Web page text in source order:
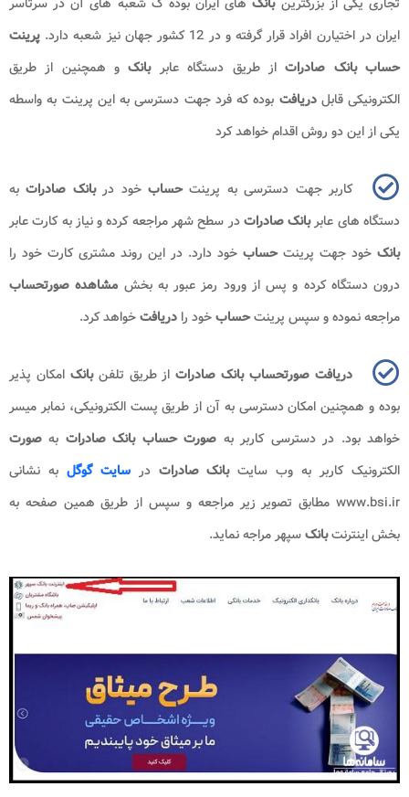
ایران در اختیارن افراد قرار گرفته و در 12 کشور جهان نیز شعبه دارد.
پرینت
حساب بانک صادراتاز طریق دستگاه عابربانک و همچنین از طریق
الکترونیکی قابلدریافت بوده که فرد جهت دسترسی به این پرینت به واسطه
یکی از این دو روش اقدام خواهد کرد
کاربر جهت دسترسی به پرینتحسابخود دربانک صادرات به
دستگاه های عابربانکصادراتدر سطح شهر مراجعه کرده و نیاز به کارت عابر
بانک خود جهت پرینتحساب خود دارد. در این روند مشتری کارت خود را
درون دستگاه کرده و پس از ورود رمز عبور به بخش مشاهده صورتحساب
مراجعه نموده و سپس پرینتحسابخود را دریافتخواهد کرد.
دریافت صورتحساب بانک صادرات از طریق تلفنبانکامکان پذیر
بوده و همچنین امکان دسترسی به آن از طریق پست الکترونیکی، نمابر میسر
خواهد بود. در دسترسی کاربر به صورت حساب بانک صادرات به صورت
الکترونیک کاربر به وب سایتبانک صادراتدرسایت گوگل به نشانی
www.bsi.ir مطابق تصویر زیر مراجعه و سپس از طریق همین صفحه به
بخش اینترنتبانکسپهر مراجه نماید.